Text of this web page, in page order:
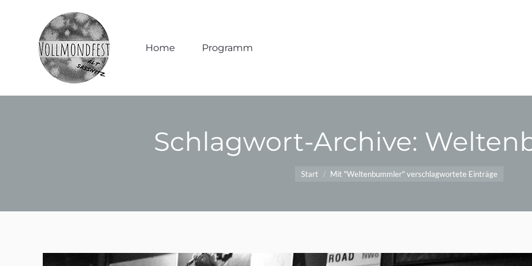
Home Programm
Schlagwort-Archive:
Start Mit "Weltenbummler" verschlagwortete Einträge
Home Programm